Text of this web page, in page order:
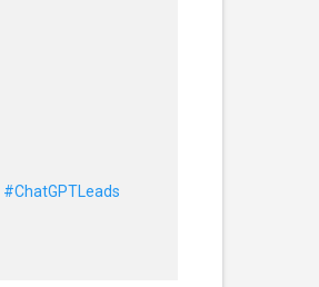
#ChatGPTLeads